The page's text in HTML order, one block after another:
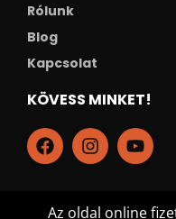
Rólunk
Blog
Kapcsolat
KÖVESS MINKET!
Az oldal online